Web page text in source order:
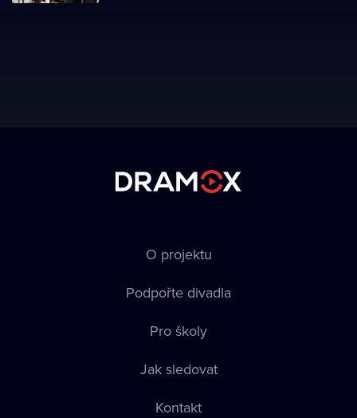
O projektu
Podpořte divadla
Pro školy
Jak sledovat
Kontakt